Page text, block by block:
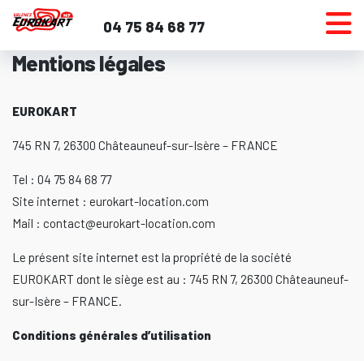
Aller
au
04 75 84 68 77
Mentions légales
EUROKART
745 RN 7, 26300 Châteauneuf-sur-Isère – FRANCE
Tel : 04 75 84 68 77
Site internet : eurokart-location.com
Mail : contact@eurokart-location.com
Le présent site internet est la propriété de la société
EUROKART dont le siège est au : 745 RN 7, 26300 Châteauneuf-
sur-Isère – FRANCE.
Conditions générales d’utilisation